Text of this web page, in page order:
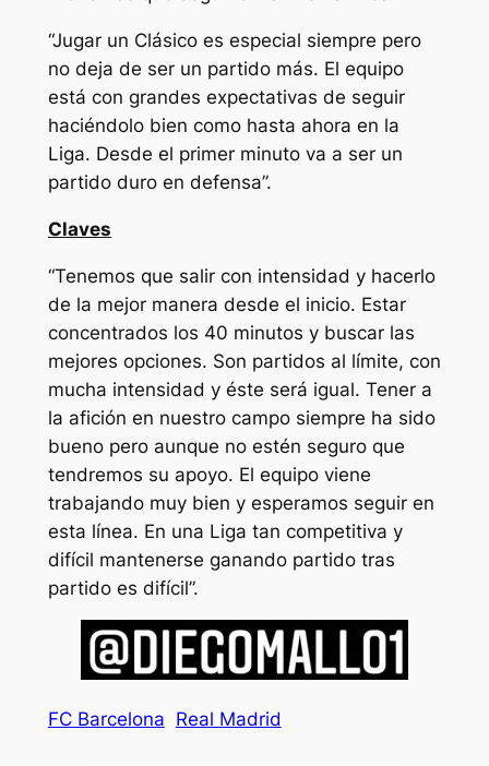
“Jugar un Clásico es especial siempre pero
no deja de ser un partido más. El equipo
está con grandes expectativas de seguir
haciéndolo bien como hasta ahora en la
Liga. Desde el primer minuto va a ser un
partido duro en defensa”.
Claves
“Tenemos que salir con intensidad y hacerlo
de la mejor manera desde el inicio. Estar
concentrados los 40 minutos y buscar las
mejores opciones. Son partidos al límite, con
mucha intensidad y éste será igual. Tener a
la afición en nuestro campo siempre ha sido
bueno pero aunque no estén seguro que
tendremos su apoyo. El equipo viene
trabajando muy bien y esperamos seguir en
esta línea. En una Liga tan competitiva y
difícil mantenerse ganando partido tras
partido es difícil”.
FC Barcelona Real Madrid